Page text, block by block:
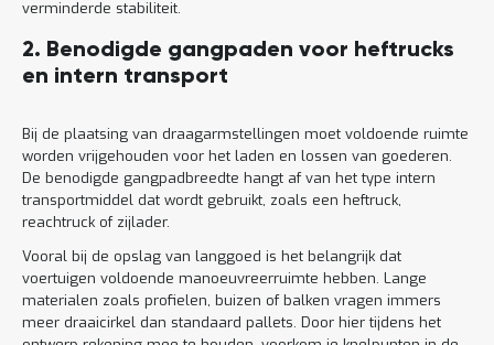
verminderde stabiliteit.
2. Benodigde gangpaden voor heftrucks
en intern transport
Bij de plaatsing van draagarmstellingen moet voldoende ruimte
worden vrijgehouden voor het laden en lossen van goederen.
De benodigde gangpadbreedte hangt af van het type intern
transportmiddel dat wordt gebruikt, zoals een heftruck,
reachtruck of zijlader.
Vooral bij de opslag van langgoed is het belangrijk dat
voertuigen voldoende manoeuvreerruimte hebben. Lange
materialen zoals profielen, buizen of balken vragen immers
meer draaicirkel dan standaard pallets. Door hier tijdens het